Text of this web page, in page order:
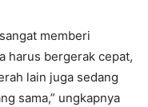
memberi
harus bergerak cepat,
lain juga sedang
sama,” ungkapnya